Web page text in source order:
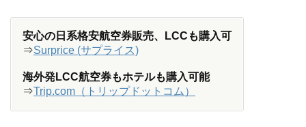
安心の日系格安航空券販売、LCCも購入可
⇒Surprice (サプライス)
海外発LCC航空券もホテルも購入可能
⇒Trip.com（トリップドットコム）